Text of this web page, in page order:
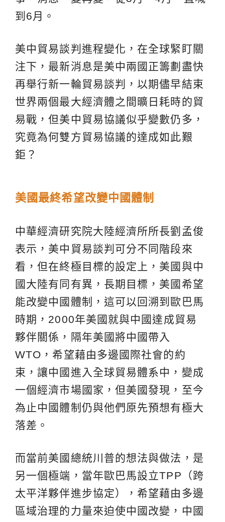
到6月。
美中貿易談判進程變化，在全球緊盯關
注下，最新消息是美中兩國正籌劃盡快
再舉行新一輪貿易談判，以期儘早結束
世界兩個最大經濟體之間曠日耗時的貿
易戰，但美中貿易協議似乎變數仍多，
究竟為何雙方貿易協議的達成如此艱
鉅？
美國最終希望改變中國體制
中華經濟研究院大陸經濟所所長劉孟俊
表示，美中貿易談判可分不同階段來
看，但在終極目標的設定上，美國與中
國大陸有同有異，長期目標，美國希望
能改變中國體制，這可以回溯到歐巴馬
時期，2000年美國就與中國達成貿易
夥伴關係，隔年美國將中國帶入
WTO，希望藉由多邊國際社會的約
束，讓中國進入全球貿易體系中，變成
一個經濟市場國家，但美國發現，至今
為止中國體制仍與他們原先預想有極大
落差。
而當前美國總統川普的想法與做法，是
另一個極端，當年歐巴馬設立TPP（跨
太平洋夥伴進步協定），希望藉由多邊
區域治理的力量來迫使中國改變，中國